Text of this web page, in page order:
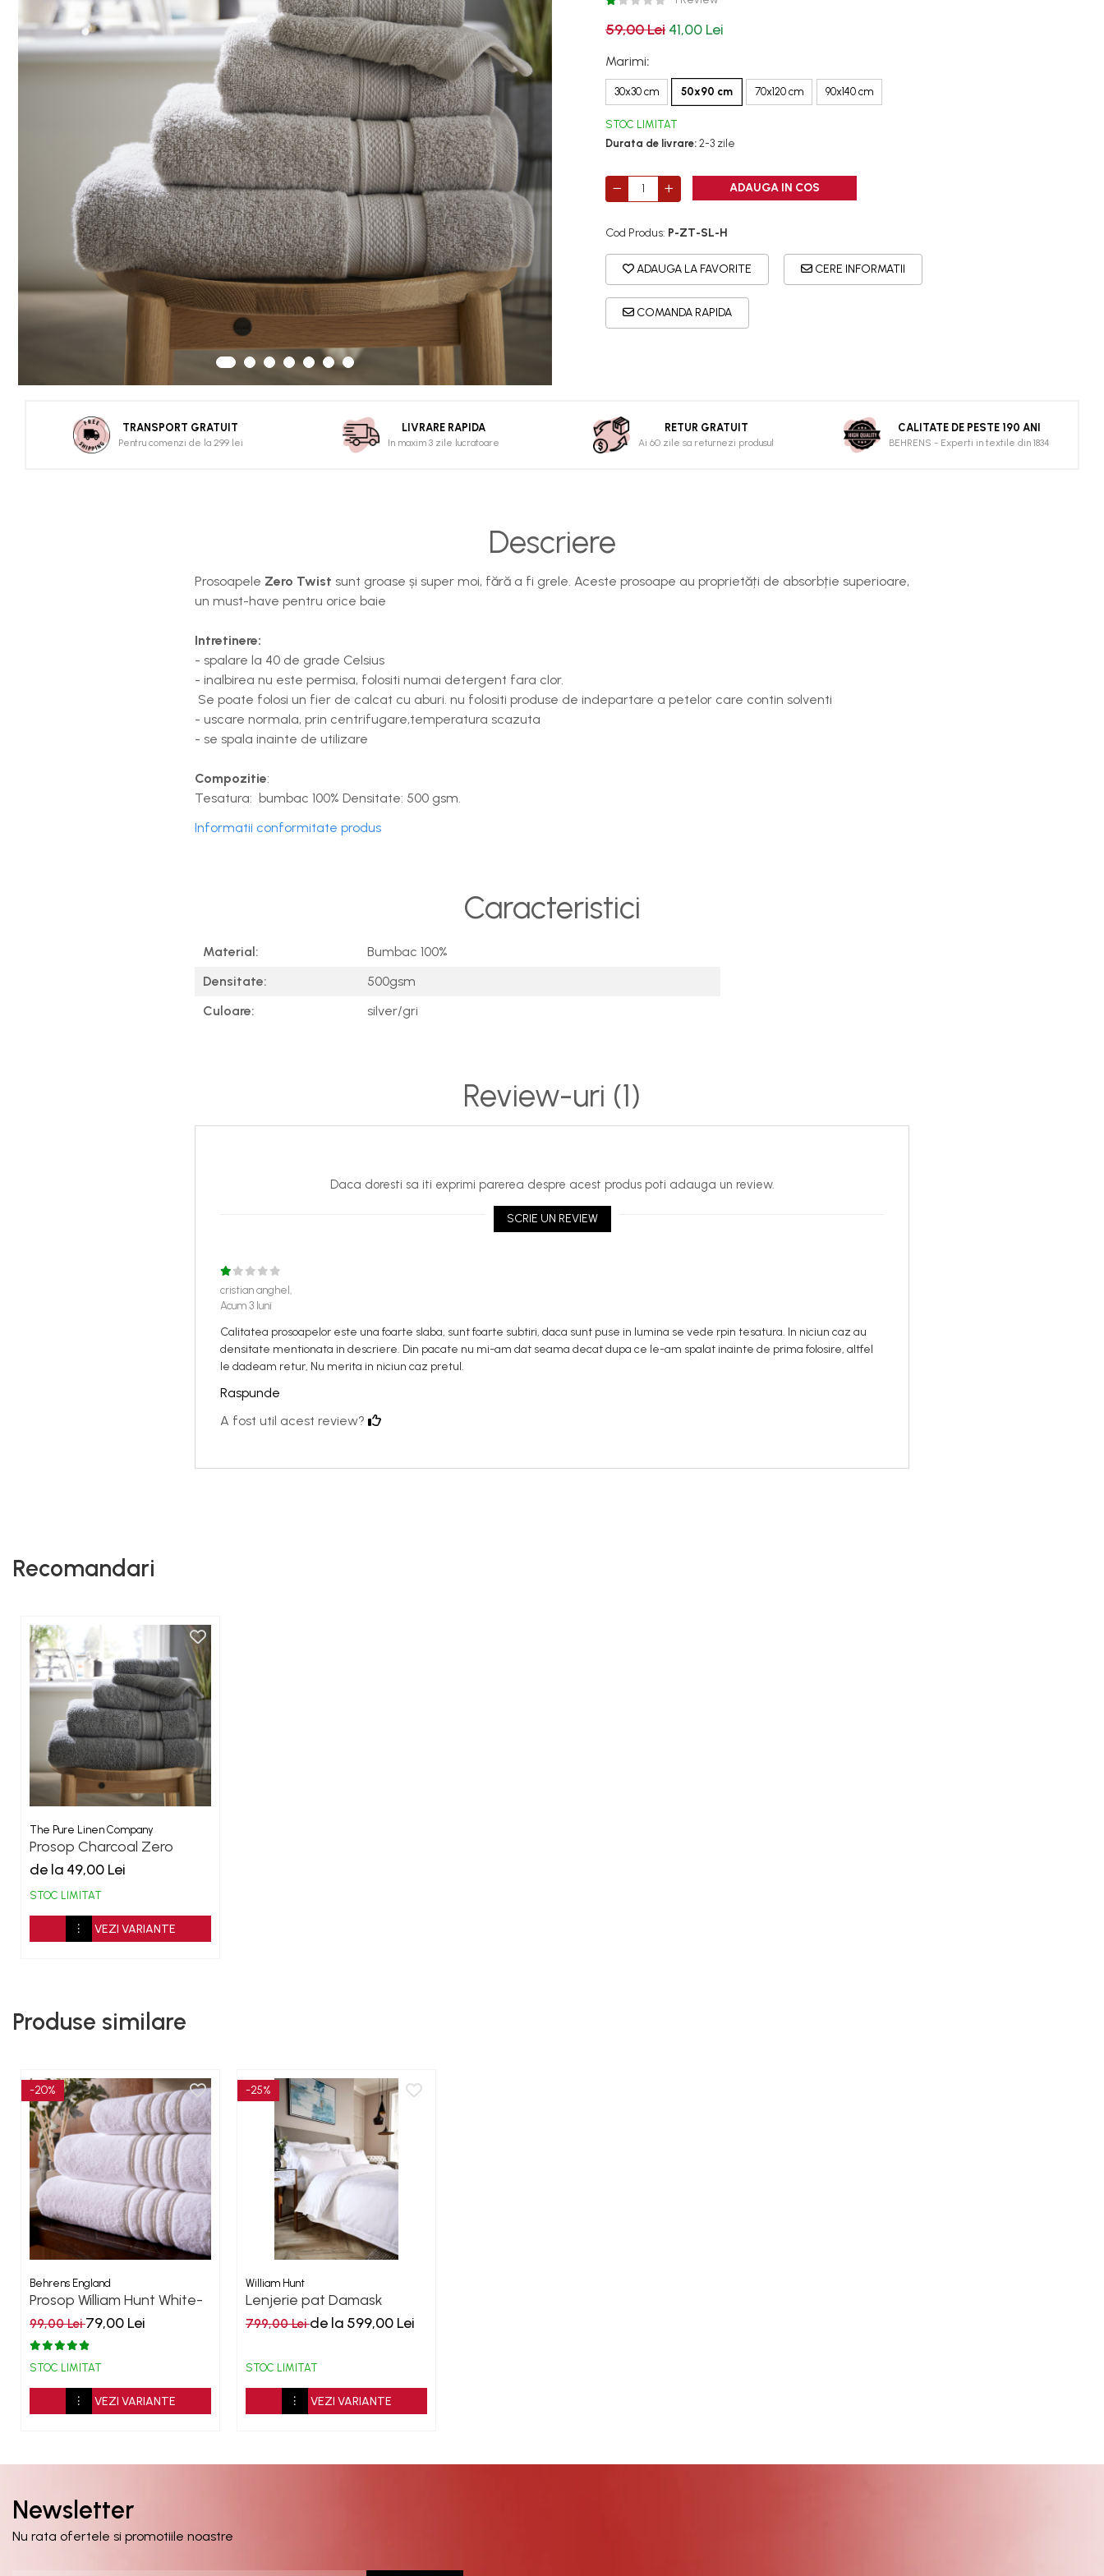
59,00 Lei 41,00 Lei
Marimi:
30x30 cm 50x90 cm 70x120 cm 90x140 cm
STOC LIMITAT
Durata de livrare: 2-3 zile
ADAUGA IN COS
Cod Produs: P-ZT-SL-H
ADAUGA LA FAVORITE CERE INFORMATII
COMANDA RAPIDA
TRANSPORT GRATUIT
Pentru comenzi de la 299 lei
LIVRARE RAPIDA
In maxim 3 zile lucratoare
RETUR GRATUIT
Ai 60 zile sa returnezi produsul
CALITATE DE PESTE 190 ANI
BEHRENS - Experti in textile din 1834
Descriere
Prosoapele Zero Twist sunt groase și super moi, fără a fi grele. Aceste prosoape au proprietăți de absorbție superioare,
un must-have pentru orice baie
Intretinere:
- spalare la 40 de grade Celsius
- inalbirea nu este permisa, folositi numai detergent fara clor.
Se poate folosi un fier de calcat cu aburi. nu folositi produse de indepartare a petelor care contin solventi
- uscare normala, prin centrifugare,temperatura scazuta
- se spala inainte de utilizare
Compozitie:
Tesatura: bumbac 100% Densitate: 500 gsm.
Informatii conformitate produs
Caracteristici
Material:
Bumbac 100%
Densitate:
500gsm
Culoare:
silver/gri
Review-uri (1)
Daca doresti sa iti exprimi parerea despre acest produs poti adauga un review.
SCRIE UN REVIEW
cristian anghel,
Acum 3 luni
Calitatea prosoapelor este una foarte slaba, sunt foarte subtiri, daca sunt puse in lumina se vede rpin tesatura. In niciun caz au
densitate mentionata in descriere. Din pacate nu mi-am dat seama decat dupa ce le-am spalat inainte de prima folosire, altfel
le dadeam retur, Nu merita in niciun caz pretul.
Raspunde
A fost util acest review?
Recomandari
The Pure Linen Company
Prosop Charcoal Zero
Twist 500GSM
de la 49,00 Lei
STOC LIMITAT
VEZI VARIANTE
Produse similare
-20%
Behrens England
Prosop William Hunt White-
Grey 600GSM
99,00 Lei79,00 Lei
STOC LIMITAT
VEZI VARIANTE
-25%
William Hunt
Lenjerie pat Damask
William Hunt Rococo
799,00 Leide la 599,00 Lei
STOC LIMITAT
VEZI VARIANTE
Newsletter
Nu rata ofertele si promotiile noastre